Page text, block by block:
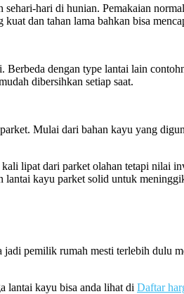
hari di hunian. Pemakaian
dan tahan lama bahkan bisa
dengan type lantai lain
dibersihkan setiap saat.
Mulai dari bahan kayu yang
lipat dari parket olahan tetapi nilai
lantai kayu parket solid untuk
pemilik rumah mesti terlebih dulu
lantai kayu bisa anda lihat di Daftar